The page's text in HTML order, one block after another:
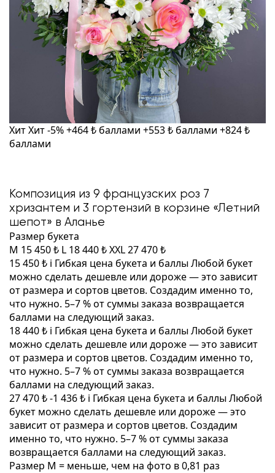
ХитХит-5%+464 ₺ баллами +553 ₺ баллами +824 ₺
баллами
Композиция из 9 французских роз 7
хризантем и 3 гортензий в корзине «Летний
шепот» в Аланье
Размер букета
M 15 450 ₺ L 18 440 ₺XXL27 470 ₺
15 450 ₺ i Гибкая цена букета и баллыЛюбой букет
можно сделать дешевле или дороже — это зависит
от размера и сортов цветов. Создадим именно то,
что нужно. 5–7 % от суммы заказа возвращается
баллами на следующий заказ.
18 440 ₺ i Гибкая цена букета и баллыЛюбой букет
можно сделать дешевле или дороже — это зависит
от размера и сортов цветов. Создадим именно то,
что нужно. 5–7 % от суммы заказа возвращается
баллами на следующий заказ.
27 470 ₺-1 436 ₺ i Гибкая цена букета и баллыЛюбой
букет можно сделать дешевле или дороже — это
зависит от размера и сортов цветов. Создадим
именно то, что нужно. 5–7 % от суммы заказа
возвращается баллами на следующий заказ.
Размер M = меньше, чем на фото в 0,81 раз